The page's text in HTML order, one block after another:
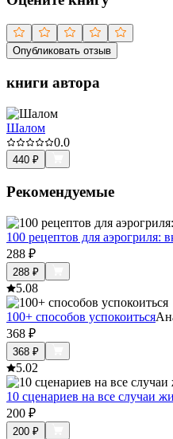
Опубликовать отзыв
книги автора
Шалом
0.0
440 ₽
Рекомендуемые
100 рецептов для аэрогриля:
288 ₽
288 ₽
5.08
100+ способов успокоиться
368 ₽
368 ₽
5.02
10 сценариев на все случаи
200 ₽
200 ₽